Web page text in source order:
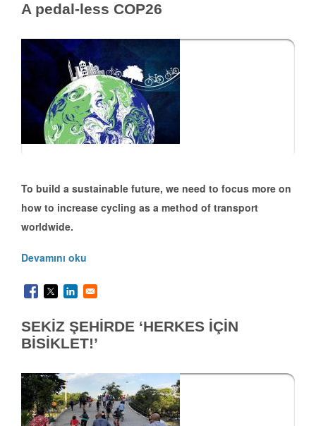
A pedal-less COP26
To build a sustainable future, we need to focus more on
how to increase cycling as a method of transport
worldwide.
Devamını oku
SEKİZ ŞEHİRDE ‘HERKES İÇİN
BİSİKLET!’